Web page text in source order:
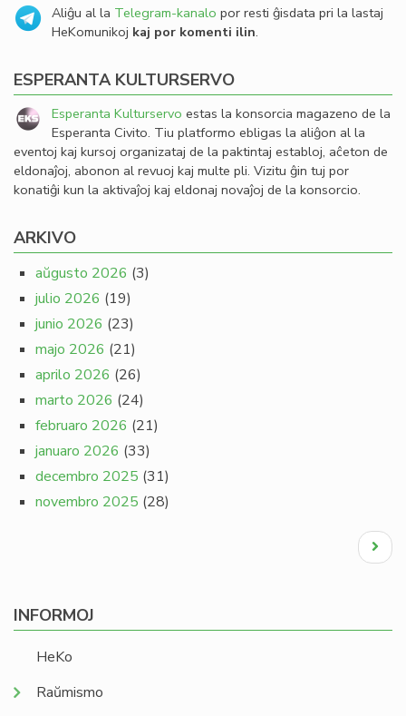
Aliĝu al la Telegram-kanalo por resti ĝisdata pri la lastaj
HeKomunikoj kaj por komenti ilin.
ESPERANTA KULTURSERVO
Esperanta Kulturservo estas la konsorcia magazeno de la
Esperanta Civito. Tiu platformo ebligas la aliĝon al la
eventoj kaj kursoj organizataj de la paktintaj establoj, aĉeton de
eldonaĵoj, abonon al revuoj kaj multe pli. Vizitu ĝin tuj por
konatiĝi kun la aktivaĵoj kaj eldonaj novaĵoj de la konsorcio.
ARKIVO
aŭgusto 2026 (3)
julio 2026 (19)
junio 2026 (23)
majo 2026 (21)
aprilo 2026 (26)
marto 2026 (24)
februaro 2026 (21)
januaro 2026 (33)
decembro 2025 (31)
novembro 2025 (28)
Next
page
INFORMOJ
HeKo
Raŭmismo